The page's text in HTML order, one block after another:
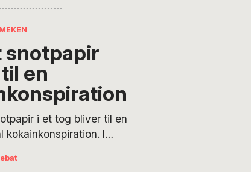
snotpapir
en
i et tog bliver til en
kokainkonspiration. I
forvandles